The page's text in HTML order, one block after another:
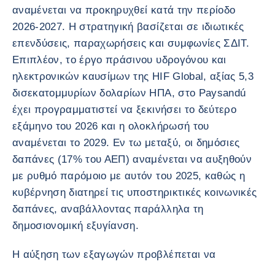
αναμένεται να προκηρυχθεί κατά την περίοδο
2026-2027. Η στρατηγική βασίζεται σε ιδιωτικές
επενδύσεις, παραχωρήσεις και συμφωνίες ΣΔΙΤ.
Επιπλέον, το έργο πράσινου υδρογόνου και
ηλεκτρονικών καυσίμων της HIF Global, αξίας 5,3
δισεκατομμυρίων δολαρίων ΗΠΑ, στο Paysandú
έχει προγραμματιστεί να ξεκινήσει το δεύτερο
εξάμηνο του 2026 και η ολοκλήρωσή του
αναμένεται το 2029. Εν τω μεταξύ, οι δημόσιες
δαπάνες (17% του ΑΕΠ) αναμένεται να αυξηθούν
με ρυθμό παρόμοιο με αυτόν του 2025, καθώς η
κυβέρνηση διατηρεί τις υποστηρικτικές κοινωνικές
δαπάνες, αναβάλλοντας παράλληλα τη
δημοσιονομική εξυγίανση.
Η αύξηση των εξαγωγών προβλέπεται να